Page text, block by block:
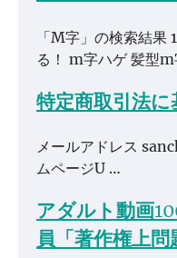
「M字」の検索結果
る！ m字ハゲ 髪型
特定商取引法
メールアドレス
ムページU …
アダルト動画
員「著作権上